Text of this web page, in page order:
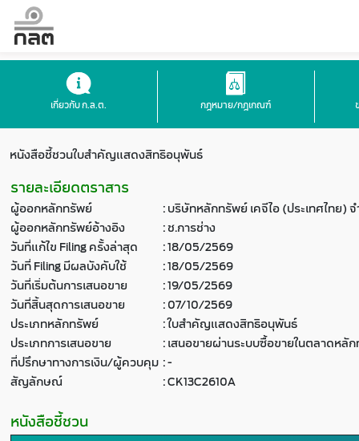
เกี่ยวกับ ก.ล.ต. กฎหมาย/กฎเกณฑ์
หนังสือชี้ชวนใบสำคัญแสดงสิทธิอนุพันธ์
รายละเอียดตราสาร
ผู้ออกหลักทรัพย์ :บริษัทหลักทรัพย์ เคจีไอ (ประเทศไทย)
ผู้ออกหลักทรัพย์อ้างอิง
:ช.การช่าง
วันที่แก้ไข Filing ครั้งล่าสุด
:18/05/2569
วันที่ Filing มีผลบังคับใช้
:18/05/2569
วันที่เริ่มต้นการเสนอขาย
:19/05/2569
วันที่สิ้นสุดการเสนอขาย
:07/10/2569
ประเภทหลักทรัพย์
:ใบสำคัญแสดงสิทธิอนุพันธ์
ประเภทการเสนอขาย
:เสนอขายผ่านระบบซื้อขายในตลาดหลั
ที่ปรึกษาทางการเงิน/ผู้ควบคุม :-
สัญลักษณ์
:CK13C2610A
หนังสือชี้ชวน